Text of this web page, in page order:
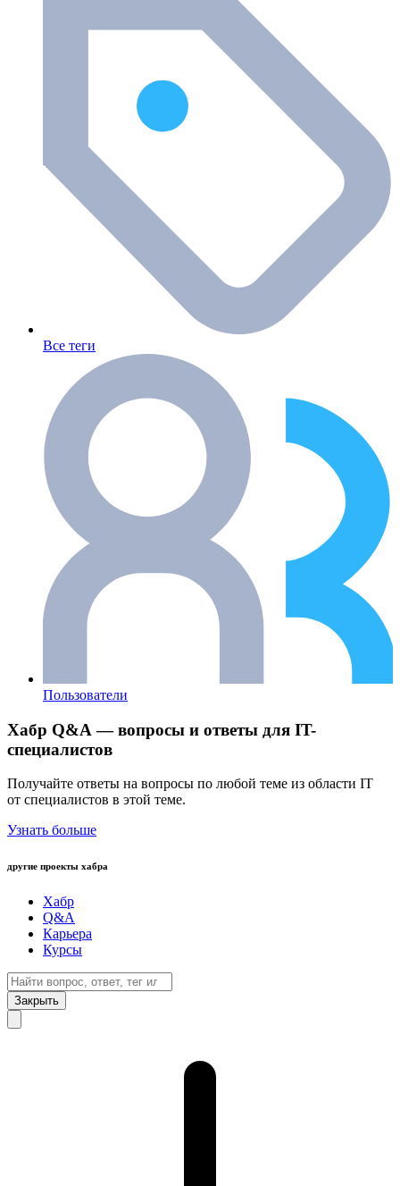
Все теги
Пользователи
Хабр Q&A — вопросы и ответы для IT-
специалистов
Получайте ответы на вопросы по любой теме из области IT
от специалистов в этой теме.
Узнать больше
другие проекты хабра
Хабр
Q&A
Карьера
Курсы
Закрыть